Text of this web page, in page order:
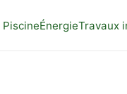
ÉnergieTravaux